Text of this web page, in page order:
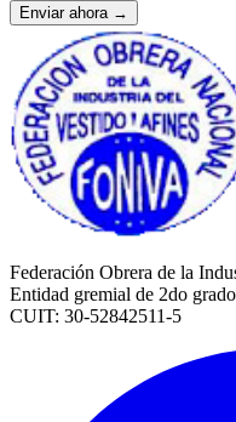
Enviar ahora →
Federación Obrera de la
Entidad gremial de 2do
CUIT: 30-52842511-5